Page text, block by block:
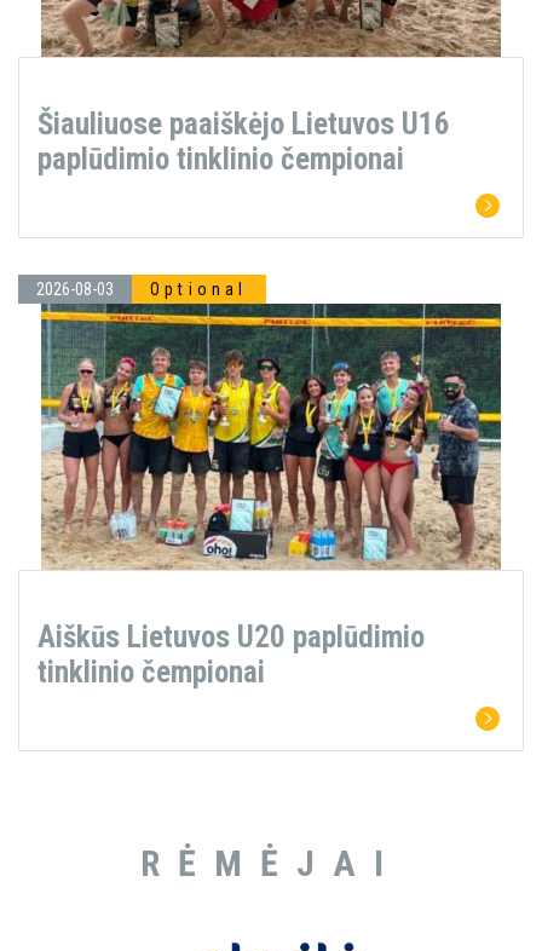
Šiauliuose paaiškėjo Lietuvos U16
paplūdimio tinklinio čempionai
2026-08-03 Optional
Aiškūs Lietuvos U20 paplūdimio
tinklinio čempionai
RĖMĖJAI